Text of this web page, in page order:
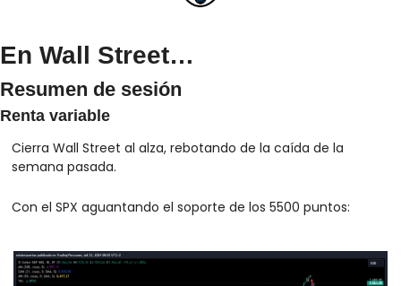
En Wall Street…
Resumen de sesión
Renta variable
Cierra Wall Street al alza, rebotando de la caída de la
semana pasada.
Con el SPX aguantando el soporte de los 5500 puntos: